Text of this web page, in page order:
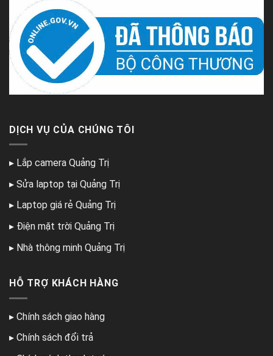
DỊCH VỤ CỦA CHÚNG TÔI
▸ Lắp camera Quảng Trị
▸ Sửa laptop tại Quảng Trị
▸ Laptop giá rẻ Quảng Trị
▸ Điện mặt trời Quảng Trị
▸ Nhà thông minh Quảng Trị
HỖ TRỢ KHÁCH HÀNG
▸ Chính sách giao hàng
▸ Chính sách đổi trả